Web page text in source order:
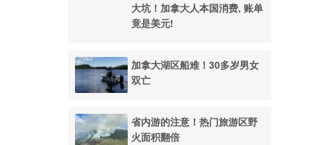
大坑！加拿大人本国消费, 账单
竟是美元!
加拿大湖区船难！30多岁男女
双亡
省内游的注意！热门旅游区野
火面积翻倍